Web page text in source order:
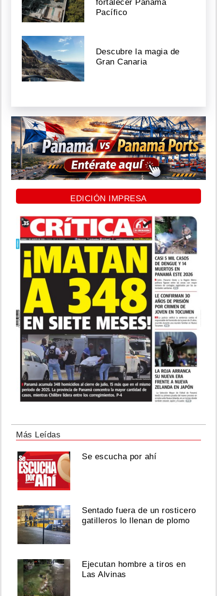
fortalecer Panamá
Pacífico
Descubre la magia de
Gran Canaria
EDICIÓN IMPRESA
Más Leídas
Se escucha por ahí
Sentado fuera de un rosticero
gatilleros lo llenan de plomo
Ejecutan hombre a tiros en
Las Alvinas